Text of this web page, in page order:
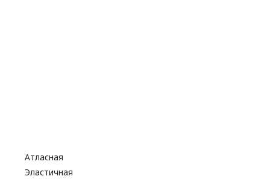
Атласная
Эластичная